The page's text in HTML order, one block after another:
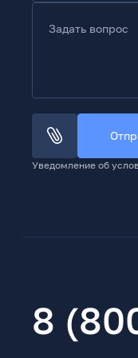
Задать вопрос
Уведомление об
8